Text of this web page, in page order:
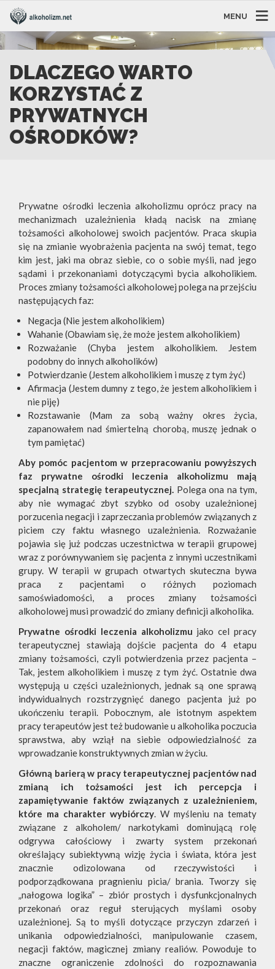
MENU
DLACZEGO WARTO
KORZYSTAĆ Z
PRYWATNYCH
OŚRODKÓW?
Prywatne ośrodki leczenia alkoholizmu oprócz pracy na
mechanizmach uzależnienia kładą nacisk na zmianę
tożsamości alkoholowej swoich pacjentów. Praca skupia
się na zmianie wyobrażenia pacjenta na swój temat, tego
kim jest, jaki ma obraz siebie, co o sobie myśli, nad jego
sądami i przekonaniami dotyczącymi bycia alkoholikiem.
Proces zmiany tożsamości alkoholowej polega na przejściu
następujących faz:
Negacja (Nie jestem alkoholikiem)
Wahanie (Obawiam się, że może jestem alkoholikiem)
Rozważanie (Chyba jestem alkoholikiem. Jestem
podobny do innych alkoholików)
Potwierdzanie (Jestem alkoholikiem i muszę z tym żyć)
Afirmacja (Jestem dumny z tego, że jestem alkoholikiem i
nie piję)
Rozstawanie (Mam za sobą ważny okres życia,
zapanowałem nad śmiertelną chorobą, muszę jednak o
tym pamiętać)
Aby pomóc pacjentom w przepracowaniu powyższych
faz prywatne ośrodki leczenia alkoholizmu mają
specjalną strategię terapeutycznej. Polega ona na tym,
aby nie wymagać zbyt szybko od osoby uzależnionej
porzucenia negacji i zaprzeczania problemów związanych z
piciem czy faktu własnego uzależnienia. Rozważanie
pojawia się już podczas uczestnictwa w terapii grupowej
wraz z porównywaniem się pacjenta z innymi uczestnikami
grupy. W terapii w grupach otwartych skuteczna bywa
praca z pacjentami o różnych poziomach
samoświadomości, a proces zmiany tożsamości
alkoholowej musi prowadzić do zmiany definicji alkoholika.
Prywatne ośrodki leczenia alkoholizmu jako cel pracy
terapeutycznej stawiają dojście pacjenta do 4 etapu
zmiany tożsamości, czyli potwierdzenia przez pacjenta –
Tak, jestem alkoholikiem i muszę z tym żyć. Ostatnie dwa
występują u części uzależnionych, jednak są one sprawą
indywidualnych rozstrzygnięć danego pacjenta już po
ukończeniu terapii. Pobocznym, ale istotnym aspektem
pracy terapeutów jest też budowanie u alkoholika poczucia
sprawstwa, aby wziął na siebie odpowiedzialność za
wprowadzanie konstruktywnych zmian w życiu.
Główną barierą w pracy terapeutycznej pacjentów nad
zmianą ich tożsamości jest ich percepcja i
zapamiętywanie faktów związanych z uzależnieniem,
które ma charakter wybiórczy. W myśleniu na tematy
związane z alkoholem/ narkotykami dominującą rolę
odgrywa całościowy i zwarty system przekonań
określający subiektywną wizję życia i świata, która jest
znacznie odizolowana od rzeczywistości i
podporządkowana pragnieniu picia/ brania. Tworzy się
„nałogowa logika” – zbiór prostych i dysfunkcjonalnych
przekonań oraz reguł sterujących myślami osoby
uzależnionej. Są to myśli dotyczące przyczyn zdarzeń i
unikania odpowiedzialności, manipulowanie czasem,
negacji faktów, magicznej zmiany realiów. Powoduje to
znaczne ograniczenie zdolności do rozpoznawania